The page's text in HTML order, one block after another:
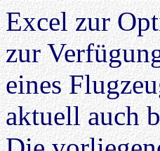
Excel zur
zur
eines
aktuell auch